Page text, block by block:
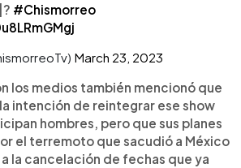
#Chismorreo
March 23, 2023
los medios también mencionó que
intención de reintegrar ese show
hombres, pero que sus planes
el terremoto que sacudió a México
a la cancelación de fechas que ya